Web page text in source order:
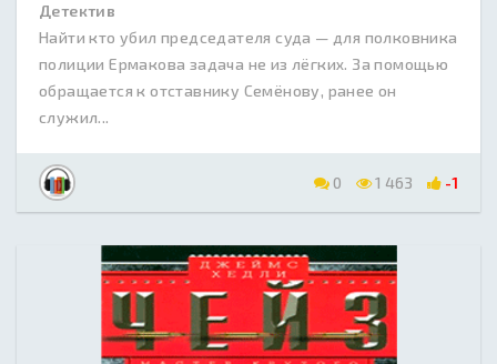
Детектив
Найти кто убил председателя суда — для полковника
полиции Ермакова задача не из лёгких. За помощью
обращается к отставнику Семёнову, ранее он
служил...
0 1 463 -1